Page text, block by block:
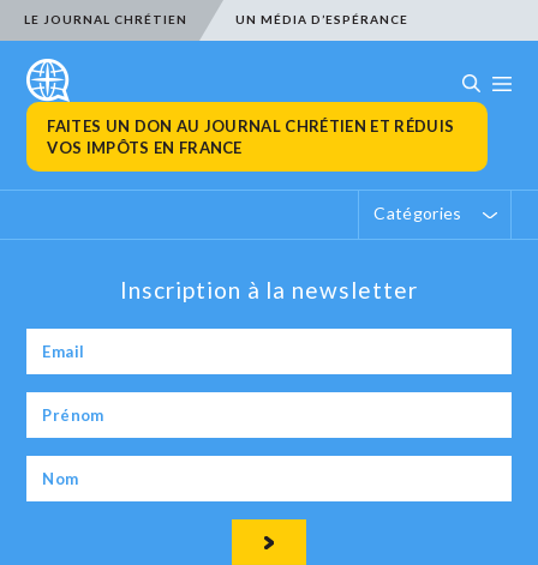
LE JOURNAL CHRÉTIEN UN MÉDIA D’ESPÉRANCE
FAITES UN DON AU JOURNAL CHRÉTIEN ET RÉDUIS
VOS IMPÔTS EN FRANCE
Catégories
Inscription à la newsletter